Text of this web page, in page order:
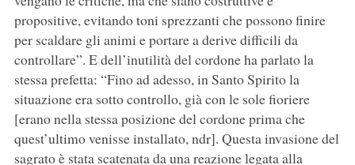
propositive, evitando toni sprezzanti che possono finire
per scaldare gli animi e portare a derive difficili da
controllare”. E dell’inutilità del cordone ha parlato la
stessa prefetta: “Fino ad adesso, in Santo Spirito la
situazione era sotto controllo, già con le sole fioriere
[erano nella stessa posizione del cordone prima che
quest’ultimo venisse installato, ndr]. Questa invasione del
sagrato è stata scatenata da una reazione legata alla